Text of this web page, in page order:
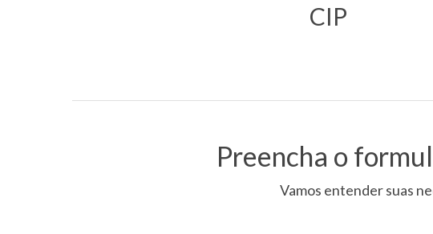
CIP
Preencha o
Vamos entender suas